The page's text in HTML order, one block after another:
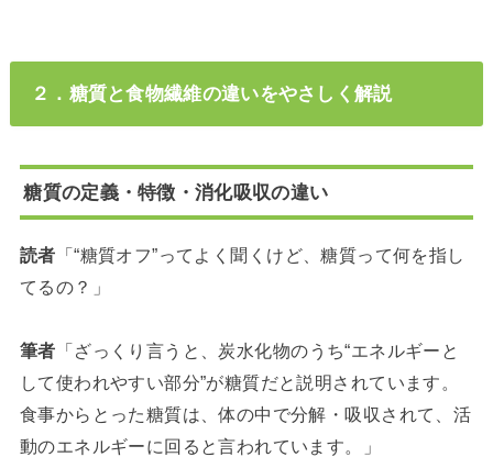
２．糖質と食物繊維の違いをやさしく解説
糖質の定義・特徴・消化吸収の違い
読者 「“糖質オフ”ってよく聞くけど、糖質って何を指し
てるの？」
筆者 「ざっくり言うと、炭水化物のうち“エネルギーと
して使われやすい部分”が糖質だと説明されています。
食事からとった糖質は、体の中で分解・吸収されて、活
動のエネルギーに回ると言われています。」